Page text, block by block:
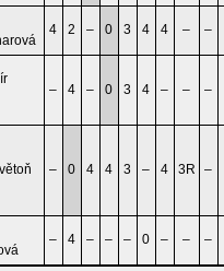
4 2 – 0 3 4 4 – –
– 4 – 0 3 4 – – –
– 0 4 4 3 – 4 3R –
– 4 – – – 0 – – –